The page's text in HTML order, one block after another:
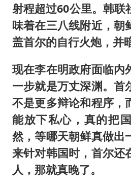
射程超过60公里。韩联
味着在三八线附近，朝
盖首尔的自行火炮，并
现在李在明政府面临内
一步就是万丈深渊。首
不是更多辩论和程序，
能放下私心，真的把
然，等哪天朝鲜真做出
来针对韩国时，首尔还
人，那就真晚了。